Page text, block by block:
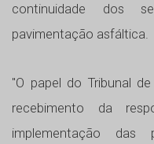
continuidade dos
pavimentação asfáltica.
"O papel do Tribunal
recebimento da
implementação das